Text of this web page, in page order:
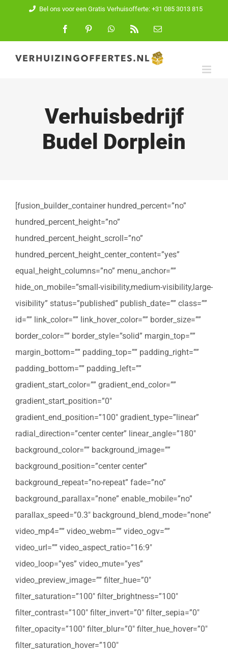
inhoud
Bel ons voor een Gratis Verhuisofferte: +31 085 3013 815
FacebookPinterest WhatsApp
E-
Verhuisbedrijf
Budel Dorplein
[fusion_builder_container hundred_percent=”no”
hundred_percent_height=”no”
hundred_percent_height_scroll=”no”
hundred_percent_height_center_content=”yes”
equal_height_columns=”no” menu_anchor=””
hide_on_mobile=”small-visibility,medium-visibility,large-
visibility” status=”published” publish_date=”” class=””
id=”” link_color=”” link_hover_color=”” border_size=””
border_color=”” border_style=”solid” margin_top=””
margin_bottom=”” padding_top=”” padding_right=””
padding_bottom=”” padding_left=””
gradient_start_color=”” gradient_end_color=””
gradient_start_position=”0″
gradient_end_position=”100″ gradient_type=”linear”
radial_direction=”center center” linear_angle=”180″
background_color=”” background_image=””
background_position=”center center”
background_repeat=”no-repeat” fade=”no”
background_parallax=”none” enable_mobile=”no”
parallax_speed=”0.3″ background_blend_mode=”none”
video_mp4=”” video_webm=”” video_ogv=””
video_url=”” video_aspect_ratio=”16:9″
video_loop=”yes” video_mute=”yes”
video_preview_image=”” filter_hue=”0″
filter_saturation=”100″ filter_brightness=”100″
filter_contrast=”100″ filter_invert=”0″ filter_sepia=”0″
filter_opacity=”100″ filter_blur=”0″ filter_hue_hover=”0″
filter_saturation_hover=”100″